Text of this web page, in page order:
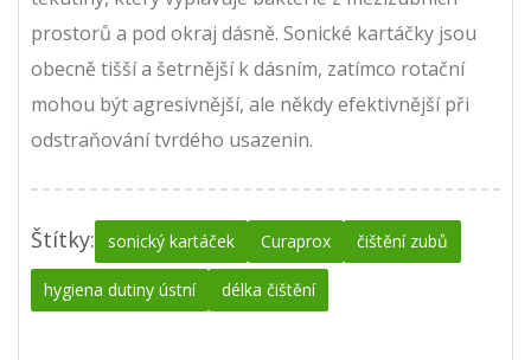
prostorů a pod okraj dásně. Sonické kartáčky jsou
obecně tišší a šetrnější k dásním, zatímco rotační
mohou být agresivnější, ale někdy efektivnější při
odstraňování tvrdého usazenin.
Štítky: sonický kartáček Curaprox čištění zubů
hygiena dutiny ústní délka čištění